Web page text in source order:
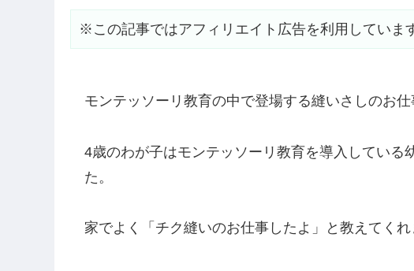
※この記事ではアフィリエイト広告を利用していま
モンテッソーリ教育の中で登場する縫いさしのお仕
4歳のわが子はモンテッソーリ教育を導入している
た。
家でよく「チク縫いのお仕事したよ」と教えてくれ